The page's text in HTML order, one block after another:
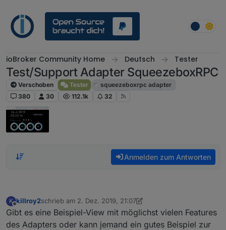
ioBroker Community Home Deutsch Tester
Test/Support Adapter SqueezeboxRPC
Verschoben Tester
squeezeboxrpc adapter
380
30 112.1k 32
Anmelden zum Antworten
K
Offline
killroy2schrieb am 2. Dez. 2019, 21:07
zuletzt editiert von killroy2 12. Feb. 2019, 22:31
Gibt es eine Beispiel-View mit möglichst vielen Features
des Adapters oder kann jemand ein gutes Beispiel zur